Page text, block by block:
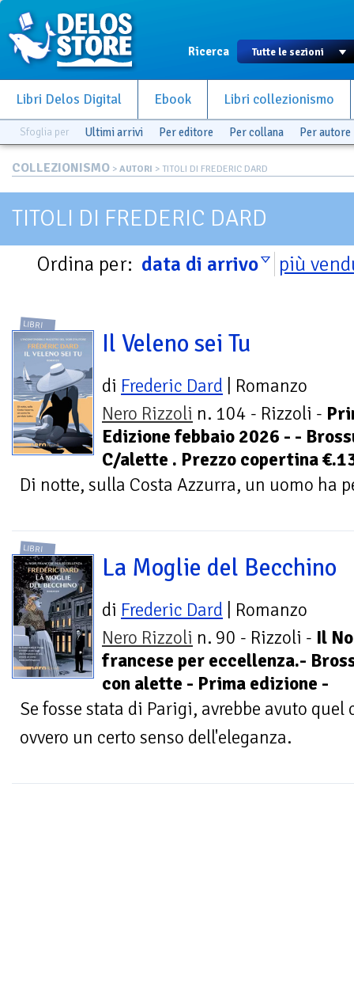
Ricerca
Libri Delos Digital Ebook Libri collezionismo
Sfoglia per Ultimi arrivi Per editore Per collana Per autore
COLLEZIONISMO > AUTORI > TITOLI DI FREDERIC DARD
TITOLI DI FREDERIC DARD
Ordina per: data di arrivo più
LIBRI
Il Veleno sei Tu
di Frederic Dard | Romanzo
Nero Rizzoli n. 104 - Rizzoli -
Edizione febbaio 2026 - -
C/alette . Prezzo copertina
Di notte, sulla Costa Azzurra, un uomo ha
LIBRI
La Moglie del Becchino
di Frederic Dard | Romanzo
Nero Rizzoli n. 90 - Rizzoli - Il
francese per eccellenza.-
con alette - Prima edizione -
Se fosse stata di Parigi, avrebbe avuto
ovvero un certo senso dell'eleganza.